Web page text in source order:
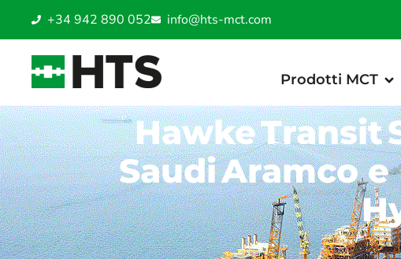
+34 942 890 052 info@hts-mct.com
Prodotti MCT
Hawke Transit
Saudi Aramco